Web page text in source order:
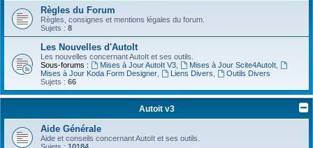
r
Règles du Forum
Règles, consignes et mentions légales du forum.
Sujets : 8
Les Nouvelles d'AutoIt
Les nouvelles concernant AutoIt et ses outils.
Sous-forums :
Mises à Jour AutoIt V3, Mises à Jour Scite4AutoIt,
Mises à Jour Koda Form Designer
Liens Divers
Outils Divers
Sujets : 66
Autoit v3
Aide Générale
Aide et conseils concernant AutoIt et ses outils.